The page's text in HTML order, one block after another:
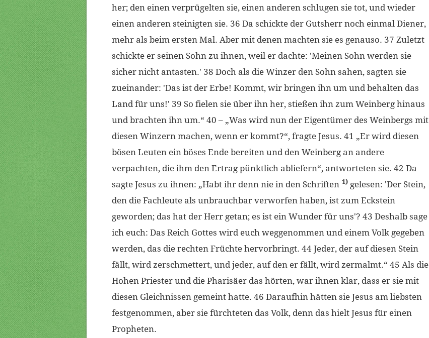
her; den einen verprügelten sie, einen anderen schlugen sie tot, und wieder
einen anderen steinigten sie. 36 Da schickte der Gutsherr noch einmal Diener,
mehr als beim ersten Mal. Aber mit denen machten sie es genauso. 37 Zuletzt
schickte er seinen Sohn zu ihnen, weil er dachte: 'Meinen Sohn werden sie
sicher nicht antasten.' 38 Doch als die Winzer den Sohn sahen, sagten sie
zueinander: 'Das ist der Erbe! Kommt, wir bringen ihn um und behalten das
Land für uns!' 39 So fielen sie über ihn her, stießen ihn zum Weinberg hinaus
und brachten ihn um.“ 40 – „Was wird nun der Eigentümer des Weinbergs mit
diesen Winzern machen, wenn er kommt?“, fragte Jesus. 41 „Er wird diesen
bösen Leuten ein böses Ende bereiten und den Weinberg an andere
verpachten, die ihm den Ertrag pünktlich abliefern“, antworteten sie. 42 Da
sagte Jesus zu ihnen: „Habt ihr denn nie in den Schriften 1) gelesen: 'Der Stein,
den die Fachleute als unbrauchbar verworfen haben, ist zum Eckstein
geworden; das hat der Herr getan; es ist ein Wunder für uns'? 43 Deshalb sage
ich euch: Das Reich Gottes wird euch weggenommen und einem Volk gegeben
werden, das die rechten Früchte hervorbringt. 44 Jeder, der auf diesen Stein
fällt, wird zerschmettert, und jeder, auf den er fällt, wird zermalmt.“ 45 Als die
Hohen Priester und die Pharisäer das hörten, war ihnen klar, dass er sie mit
diesen Gleichnissen gemeint hatte. 46 Daraufhin hätten sie Jesus am liebsten
festgenommen, aber sie fürchteten das Volk, denn das hielt Jesus für einen
Propheten.